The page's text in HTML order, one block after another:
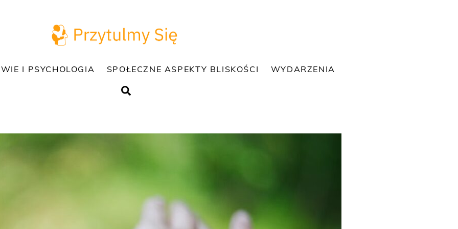
I PSYCHOLOGIA SPOŁECZNE ASPEKTY BLISKOŚCI WYDARZENIA